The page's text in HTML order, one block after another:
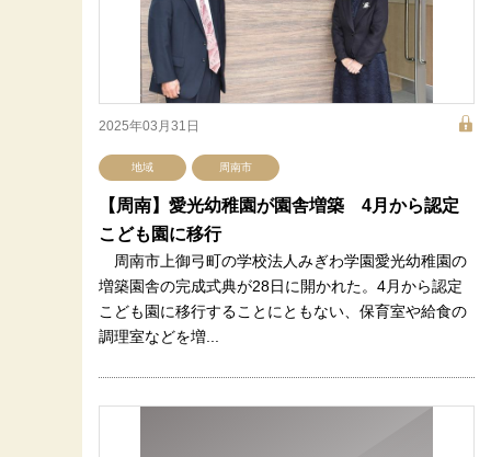
2025年03月31日
地域 周南市
【周南】愛光幼稚園が園舎増築 4月から認定
こども園に移行
周南市上御弓町の学校法人みぎわ学園愛光幼稚園の
増築園舎の完成式典が28日に開かれた。4月から認定
こども園に移行することにともない、保育室や給食の
調理室などを増...